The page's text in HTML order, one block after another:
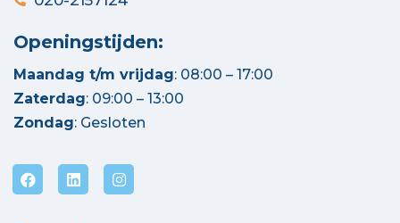
Openingstijden:
Maandag t/m vrijdag: 08:00 – 17:00
Zaterdag: 09:00 – 13:00
Zondag: Gesloten